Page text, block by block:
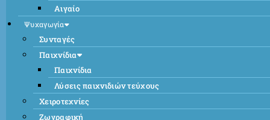
Αιγαίο
Ψυχαγωγία
Συνταγές
Παιχνίδια
Παιχνίδια
Λύσεις παιχνιδιών τεύχους
Χειροτεχνίες
Ζωγραφική